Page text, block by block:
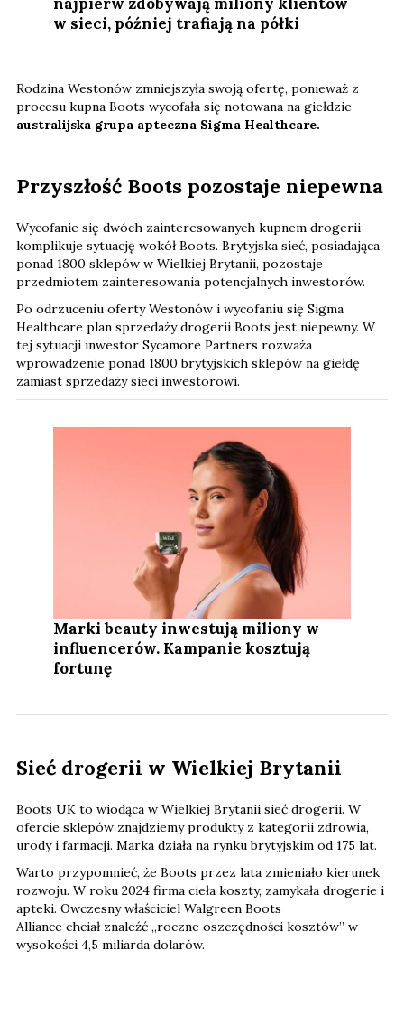
w sieci, później trafiają na półki
Rodzina Westonów zmniejszyła swoją ofertę, ponieważ z
procesu kupna Boots wycofała się notowana na giełdzie
australijska grupa apteczna Sigma Healthcare.
Przyszłość Boots pozostaje niepewna
Wycofanie się dwóch zainteresowanych kupnem drogerii
komplikuje sytuację wokół Boots. Brytyjska sieć, posiadająca
ponad 1800 sklepów w Wielkiej Brytanii, pozostaje
przedmiotem zainteresowania potencjalnych inwestorów.
Po odrzuceniu oferty Westonów i wycofaniu się Sigma
Healthcare plan sprzedaży drogerii Boots jest niepewny. W
tej sytuacji inwestor Sycamore Partners rozważa
wprowadzenie ponad 1800 brytyjskich sklepów na giełdę
zamiast sprzedaży sieci inwestorowi.
Marki beauty inwestują miliony w
influencerów. Kampanie kosztują
fortunę
Sieć drogerii w Wielkiej Brytanii
Boots UK to wiodąca w Wielkiej Brytanii sieć drogerii. W
ofercie sklepów znajdziemy produkty z kategorii zdrowia,
urody i farmacji. Marka działa na rynku brytyjskim od 175 lat.
Warto przypomnieć, że Boots przez lata zmieniało kierunek
rozwoju. W roku 2024 firma cieła koszty, zamykała drogerie i
apteki. Owczesny właściciel Walgreen Boots
Alliance chciał znaleźć „roczne oszczędności kosztów” w
wysokości 4,5 miliarda dolarów.